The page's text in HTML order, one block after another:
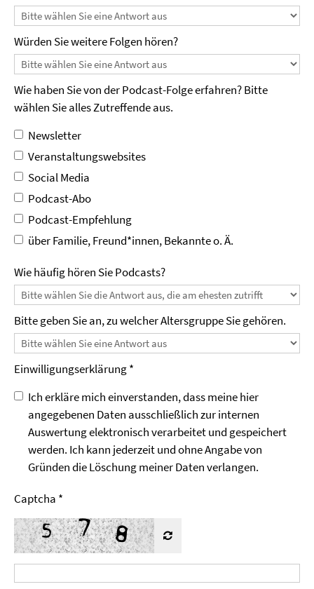
Würden Sie weitere Folgen hören?
Wie haben Sie von der Podcast-Folge erfahren? Bitte
wählen Sie alles Zutreffende aus.
Newsletter
Veranstaltungswebsites
Social Media
Podcast-Abo
Podcast-Empfehlung
über Familie, Freund*innen, Bekannte o. Ä.
Wie häufig hören Sie Podcasts?
Bitte geben Sie an, zu welcher Altersgruppe Sie gehören.
Einwilligungs­erklärung *
Ich erkläre mich einverstanden, dass meine hier
angegebenen Daten ausschließlich zur internen
Auswertung elektronisch verarbeitet und gespeichert
werden. Ich kann jederzeit und ohne Angabe von
Gründen die Löschung meiner Daten verlangen.
Captcha *